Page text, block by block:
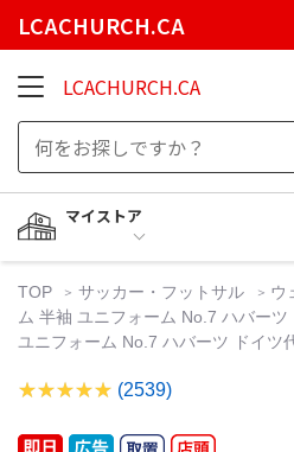
LCACHURCH.CA
LCACHURCH.CA
マイストア
TOP サッカー・フットサル ウ
ム 半袖 ユニフォーム No.7 ハバー
ユニフォーム No.7 ハバーツ ドイツ
(2539)